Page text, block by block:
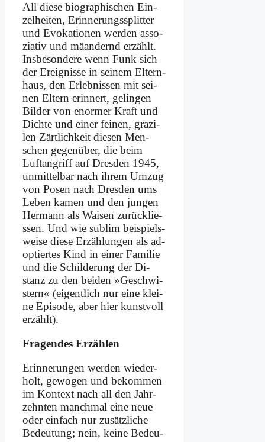
All die­se bio­gra­phi­schen Ein­
zel­hei­ten, Er­in­ne­rungs­split­ter
und Evo­ka­tio­nen wer­den as­so­
zia­tiv und mä­an­dernd er­zählt.
Ins­be­son­de­re wenn Funk sich
der Er­eig­nis­se in sei­nem El­tern­
haus, den Er­leb­nis­sen mit sei­
nen El­tern er­in­nert, ge­lin­gen
Bil­der von enor­mer Kraft und
Dich­te und ei­ner fei­nen, gra­zi­
len Zärt­lich­keit die­sen Men­
schen ge­gen­über, die beim
Luft­an­griff auf Dres­den 1945,
un­mit­tel­bar nach ih­rem Um­zug
von Po­sen nach Dres­den ums
Le­ben ka­men und den jun­gen
Her­mann als Wai­sen zu­rück­lie­
ssen. Und wie sub­lim bei­spiels­
wei­se die­se Er­zäh­lun­gen als ad­
op­tier­tes Kind in ei­ner Fa­mi­lie
und die Schil­de­rung der Di­
stanz zu den bei­den »Ge­schwi­
stern« (ei­gent­lich nur ei­ne klei­
ne Epi­so­de, aber hier kunst­voll
er­zählt).
Fra­gen­des Er­zäh­len
Er­in­ne­run­gen wer­den wie­der-
holt, ge­wo­gen und be­kom­men
im Kon­text nach all den Jahr­
zehn­ten manch­mal ei­ne neue
oder ein­fach nur zu­sätz­li­che
Be­deu­tung; nein, kei­ne Be­deu­